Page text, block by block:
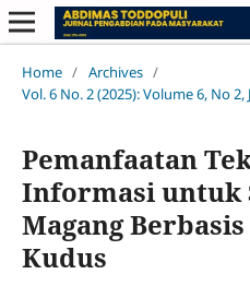
Home / Archives /
Vol. 6 No. 2 (2025): Volume 6, No 2,
Pemanfaatan
Informasi untuk
Magang
Kudus